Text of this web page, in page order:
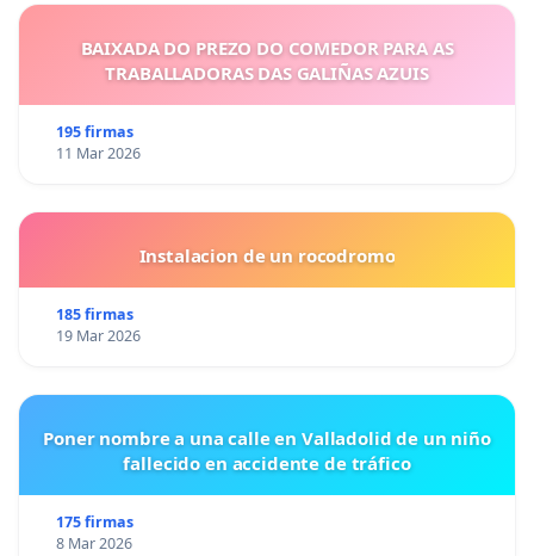
BAIXADA DO PREZO DO COMEDOR PARA AS
TRABALLADORAS DAS GALIÑAS AZUIS
195 firmas
11 Mar 2026
Instalacion de un rocodromo
185 firmas
19 Mar 2026
Poner nombre a una calle en Valladolid de un niño
fallecido en accidente de tráfico
175 firmas
8 Mar 2026